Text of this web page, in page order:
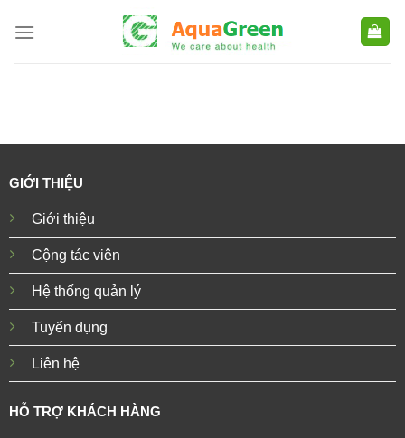
GIỚI THIỆU
Giới thiệu
Cộng tác viên
Hệ thống quản lý
Tuyển dụng
Liên hệ
HỖ TRỢ KHÁCH HÀNG